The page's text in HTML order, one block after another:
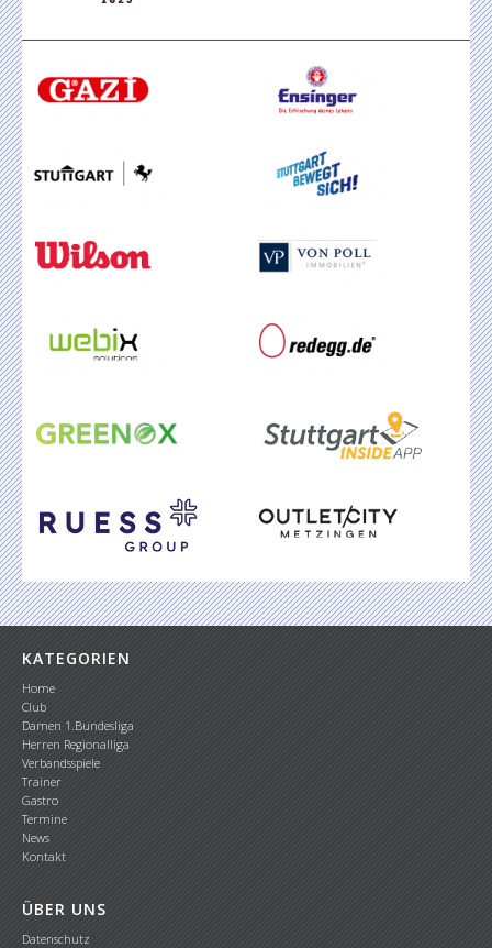
KATEGORIEN
Home
Club
Damen 1.Bundesliga
Herren Regionalliga
Verbandsspiele
Trainer
Gastro
Termine
News
Kontakt
ÜBER UNS
Datenschutz